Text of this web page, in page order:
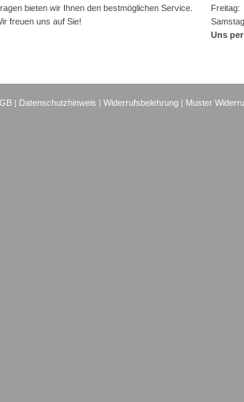
bieten wir Ihnen den bestmöglichen Service.
freuen uns auf Sie!
Uns
| Datenschutzhinweis |Widerrufsbelehrung | Muster